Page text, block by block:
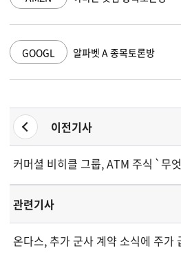
GOOGL 알파벳 A 종목토론방
이전기사
커머셜 비히클 그룹, ATM 주식 프로
`무
관련기사
온다스, 추가 군사 계약 소식에 주가